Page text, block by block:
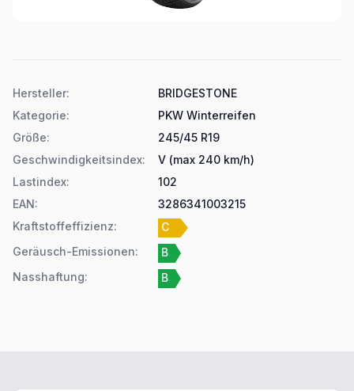
Hersteller:
BRIDGESTONE
Kategorie:
PKW Winterreifen
Größe:
245/45 R19
Geschwindigkeitsindex:
V (max 240 km/h)
Lastindex:
102
EAN:
3286341003215
Kraftstoffeffizienz:
C
Geräusch-Emissionen:
B
Nasshaftung: B